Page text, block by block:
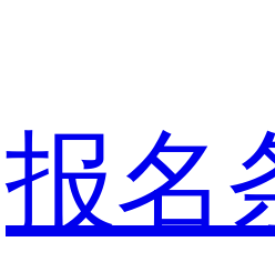
报名